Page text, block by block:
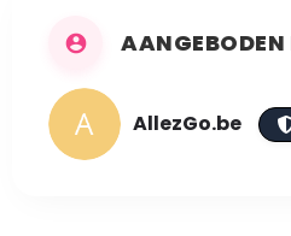
AANGEBODEN
AllezGo.be